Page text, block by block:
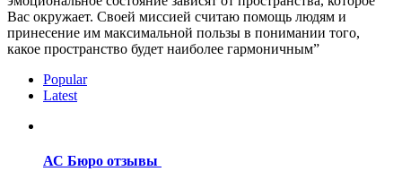
Вас окружает. Своей миссией считаю помощь людям и
принесение им максимальной пользы в понимании того,
какое пространство будет наиболее гармоничным”
Popular
Latest
АС Бюро отзывы